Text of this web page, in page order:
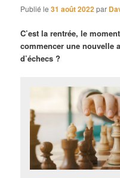
Publié le31 août 2022par
C’est la rentrée, le
commencer une nouvelle
d’échecs ?